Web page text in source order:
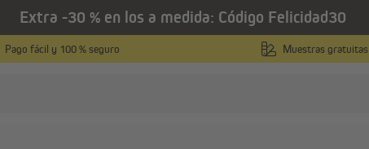
Extra -30 % en los a medida: Código Felicidad30
Pago fácil y 100 % seguro Muestras gratuitas